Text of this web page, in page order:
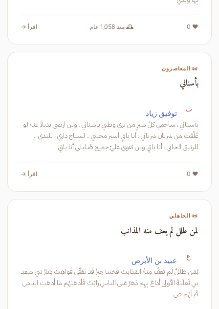
❤️ 0 🕰️ منذ 1,058 عام اقرأ →
📜 المعاصرون
بأسناني
ت توفيق زياد
بأسناني ، سأحمي كلّ شبرٍ من ثرى وطني بأسناني . ولن أرضى بديلاً عنه لو
عُلّقت من شريان شرياني . أنا باقٍ أسير محبتي .. لسياج داري ، للندى ..
للزنبق الحاني . أنا باقٍ ولن تقوى عليّ جميع صُلباني أنا باقٍ
❤️ 0 اقرأ →
📜 الجاهلي
لمن طلل لم يعف منه المذانب
ع عبيد بن الأبرص
لِمَن طَلَلٌ لَم يَعفُ مِنهُ المَذانِبُ فَجَنبا حِبِرٍّ قَد تَعَفّى فَواهِبُ دِيارُ بَني سَعدِ
بنِ ثَعلَبَةَ الأولى أَذاعَ بِهِم دَهرٌ عَلى الناسِ رائِبُ فَأَذهَبَهُم ما أَذهَبَ الناسَ
قَبلَهُم ض